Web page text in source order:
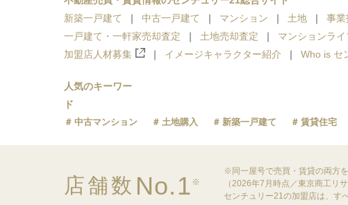
新築一戸建て
中古一戸建て マンション 土地 事業
一戸建て・一軒家売却査定
土地売却査定 マンションラ
加盟店人材募集
イメージキャラクター紹介 Who is セ
人気のキーワー
ド
中古マンション 土地購入 新築一戸建て 賃貸住宅
店舗数 No.1 ※
※同一屋号で売買・賃貸の両方
（2026年7月時点／東京商工リサ
センチュリー21の加盟店は、す